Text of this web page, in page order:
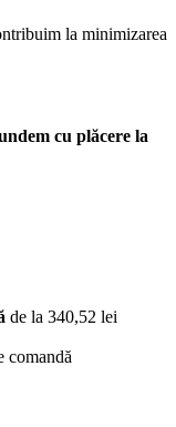
la minimizarea
cu plăcere la
de la 340,52 lei
comandă